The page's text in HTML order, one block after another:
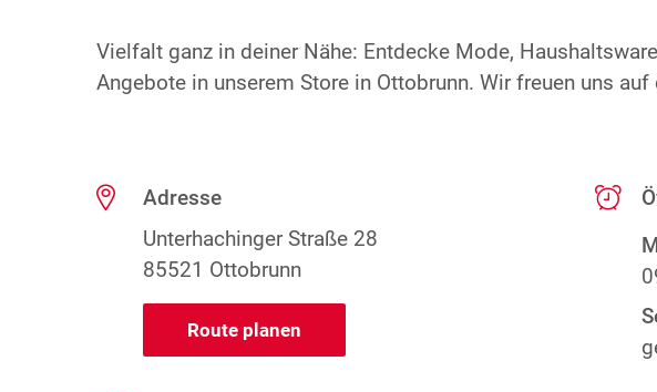
Vielfalt ganz in deiner Nähe: Entdecke Mode,
Angebote in unserem Store in Ottobrunn. Wir freuen uns auf
Adresse
Unterhachinger Straße 28
85521 Ottobrunn
Route planen